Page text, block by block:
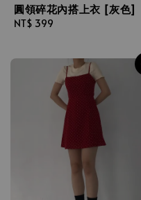
圓領碎花內搭上衣 [灰色]
Regular
NT$ 399